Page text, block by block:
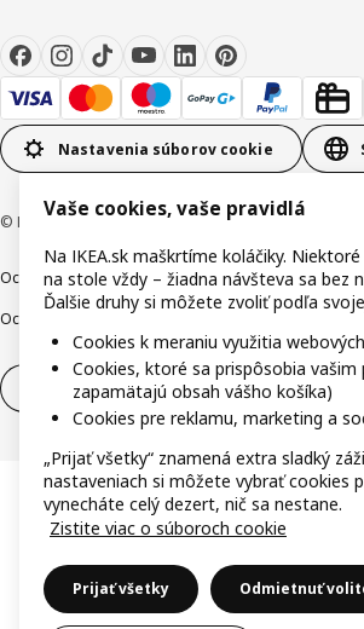
Nastavenia súborov cookie
© Inter IKEA Systems B.V. 1999-2026
Ochrana osobných údajovCookiesZodpovedné
Ochrana Oznamovateľov
Digitálna prístupnosť
Odstúpenie od zmluvy Odstúpenie
Vaše cookies, vaše pravidlá
Na IKEA.sk maškrtíme koláčiky.
na stole vždy – žiadna návšteva sa bez
Ďalšie druhy si môžete zvoliť podľa
Cookies k meraniu využitia
Cookies, ktoré sa prispôsobia vašim
zapamätajú obsah vášho košíka)
Cookies pre reklamu, marketing a
„Prijať všetky“ znamená extra sladký
nastaveniach si môžete vybrať cookies
vynecháte celý dezert, nič sa nestane.
Zistite viac o súboroch cookie
Prijať všetky Odmietnuť